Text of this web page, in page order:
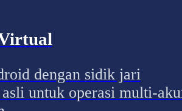
dengan sidik jari
untuk operasi multi-